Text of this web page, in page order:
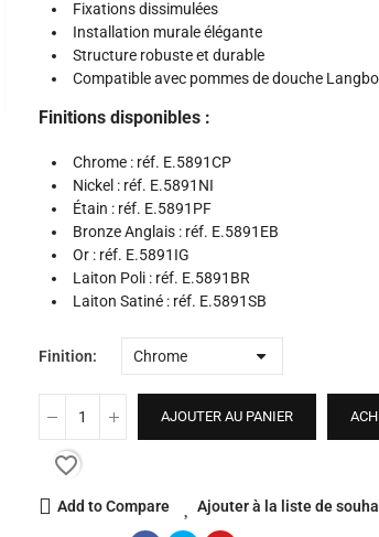
Fixations dissimulées
Installation murale élégante
Structure robuste et durable
Compatible avec pommes de douche
Finitions disponibles :
Chrome : réf. E.5891CP
Nickel : réf. E.5891NI
Étain : réf. E.5891PF
Bronze Anglais : réf. E.5891EB
Or : réf. E.5891IG
Laiton Poli : réf. E.5891BR
Laiton Satiné : réf. E.5891SB
Finition
AJOUTER AU PANIER
favorite_border
Add to Compare Ajouter à la liste de